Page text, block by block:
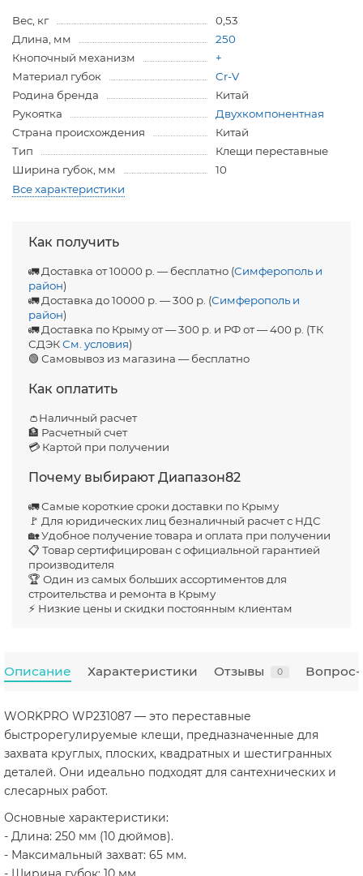
Вес, кг
0,53
Длина, мм
250
Кнопочный механизм
+
Материал губок
Cr-V
Родина бренда
Китай
Рукоятка
Двухкомпонентная
Страна происхождения
Китай
Тип
Клещи переставные
Ширина губок, мм
10
Все характеристики
Как получить
🚛 Доставка от 10000 р. — бесплатно (Симферополь и
район)
🚛 Доставка до 10000 р. — 300 р. (Симферополь и
район)
🚛 Доставка по Крыму от — 300 р. и РФ от — 400 р. (ТК
СДЭКСм. условия)
🟢 Самовывоз из магазина — бесплатно
Как оплатить
👛Наличный расчет
🏦 Расчетный счет
💳 Картой при получении
Почему выбирают Диапазон82
🚛 Самые короткие сроки доставки по Крыму
🚩 Для юридических лиц безналичный расчет с НДС
🏡 Удобное получение товара и оплата при получении
📋 Товар сертифицирован с официальной гарантией
производителя
🏆 Один из самых больших ассортиментов для
строительства и ремонта в Крыму
⚡ Низкие цены и скидки постоянным клиентам
Описание Характеристики Отзывы 0 Вопрос-
WORKPRO WP231087 — это переставные
быстрорегулируемые клещи, предназначенные для
захвата круглых, плоских, квадратных и шестигранных
деталей. Они идеально подходят для сантехнических и
слесарных работ.
Основные характеристики:
- Длина: 250 мм (10 дюймов).
- Максимальный захват: 65 мм.